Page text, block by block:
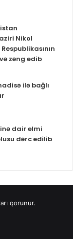
Nikol
zəng edib
ilə bağlı
dair elmi
dərc edilib
qorunur.